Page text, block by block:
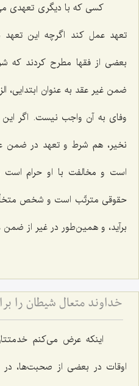
كسی كه با دیگری تعهدی
تعهد عمل كند اگرچه این تعهد
بعضی از فقها مطرح كردند كه
ضمن غیر عقد به عنوان ابتدایی،
وفای به آن واجب نیست. اگر
نخیر، هم شرط و تعهد در ضمن
است و مخالفت با او حرام
حقوقی مترتّب است و شخص
برآید، و همین‌طور در غیر از ضمن
اینكه عرض می‌كنم
اوقات در بعضی از صحبت‌ها،